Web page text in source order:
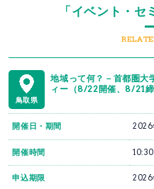
「イベント・
鳥取県
地域って何？－首都圏大
ィー（8/22開催、8/21締
開催日・期間 2026
開催時間
申込期限 2026